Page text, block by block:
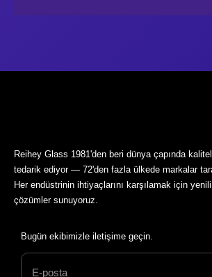
Reihey Glass 1981'den beri dünya çapında
tedarik ediyor — 72'den fazla ülkede markalar
Her endüstrinin ihtiyaçlarını karşılamak için
çözümler sunuyoruz.
Bugün ekibimizle iletişime geçin.